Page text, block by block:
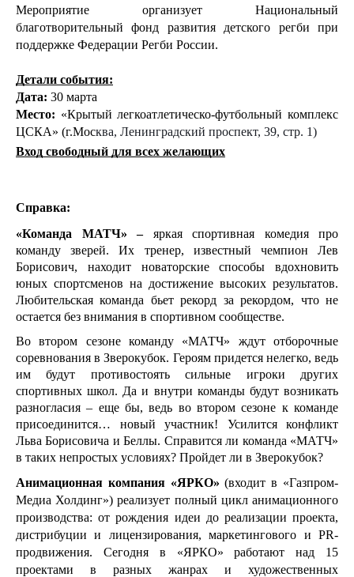
Мероприятие организует Национальный
благотворительный фонд развития детского регби при
поддержке Федерации Регби России.
Детали события:
Дата: 30 марта
Место: «Крытый легкоатлетическо-футбольный комплекс
ЦСКА» (г.Москва, Ленинградский проспект, 39, стр. 1)
Вход свободный для всех желающих
Справка:
«Команда МАТЧ» – яркая спортивная комедия про
команду зверей. Их тренер, известный чемпион Лев
Борисович, находит новаторские способы вдохновить
юных спортсменов на достижение высоких результатов.
Любительская команда бьет рекорд за рекордом, что не
остается без внимания в спортивном сообществе.
Во втором сезоне команду «МАТЧ» ждут отборочные
соревнования в Зверокубок. Героям придется нелегко, ведь
им будут противостоять сильные игроки других
спортивных школ. Да и внутри команды будут возникать
разногласия – еще бы, ведь во втором сезоне к команде
присоединится… новый участник! Усилится конфликт
Льва Борисовича и Беллы. Справится ли команда «МАТЧ»
в таких непростых условиях? Пройдет ли в Зверокубок?
Анимационная компания «ЯРКО» (входит в «Газпром-
Медиа Холдинг») реализует полный цикл анимационного
производства: от рождения идеи до реализации проекта,
дистрибуции и лицензирования, маркетингового и PR-
продвижения. Сегодня в «ЯРКО» работают над 15
проектами в разных жанрах и художественных